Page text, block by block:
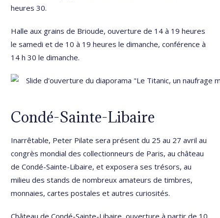
heures 30.
Halle aux grains de Brioude, ouverture de 14 à 19 heures
le samedi et de 10 à 19 heures le dimanche, conférence à
14 h 30 le dimanche.
Condé-Sainte-Libaire
Inarrêtable, Peter Pilate sera présent du 25 au 27 avril au
congrès mondial des collectionneurs de Paris, au château
de Condé-Sainte-Libaire, et exposera ses trésors, au
milieu des stands de nombreux amateurs de timbres,
monnaies, cartes postales et autres curiosités.
Château de Condé-Sainte-Libaire, ouverture à partir de 10